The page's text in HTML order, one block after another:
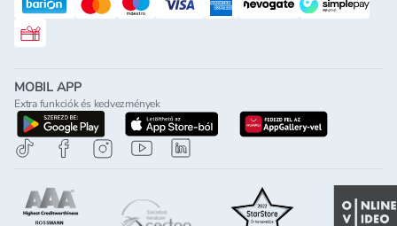
Rossmann ajándékkártya
MOBIL APP
Extra funkciók és kedvezmények
letöltés a google-play-rölletöltés az app-store-ból
letöltés